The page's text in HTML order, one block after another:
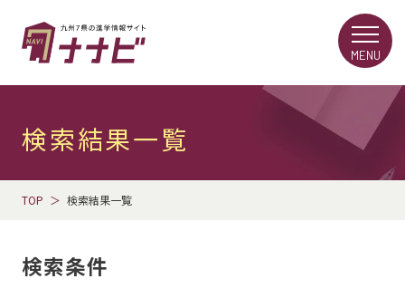
検索結果一覧
TOP 検索結果一覧
検索条件
MENU